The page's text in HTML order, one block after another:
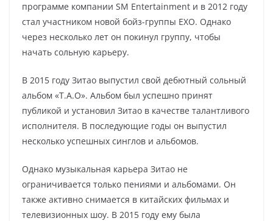
программе компании SM Entertainment и в 2012 году
стал участником новой бойз-группы EXO. Однако
через несколько лет он покинул группу, чтобы
начать сольную карьеру.
В 2015 году Зитао выпустил свой дебютный сольный
альбом «T.A.O». Альбом был успешно принят
публикой и установил Зитао в качестве талантливого
исполнителя. В последующие годы он выпустил
несколько успешных синглов и альбомов.
Однако музыкальная карьера Зитао не
ограничивается только пениями и альбомами. Он
также активно снимается в китайских фильмах и
телевизионных шоу. В 2015 году ему была